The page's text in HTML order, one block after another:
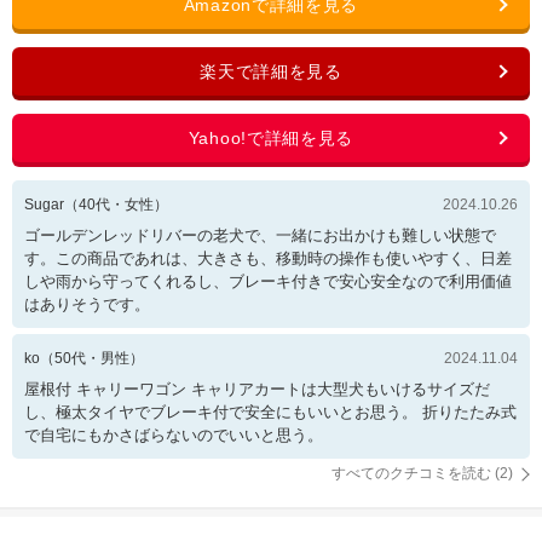
Sugar （40代・ 女性 ） 2024.10.26
ゴールデンレッドリバーの老犬で、一緒にお出かけも難しい状態で
す。この商品であれは、大きさも、移動時の操作も使いやすく、日差
しや雨から守ってくれるし、ブレーキ付きで安心安全なので利用価値
はありそうです。
ko （50代・ 男性 ） 2024.11.04
屋根付 キャリーワゴン キャリアカートは大型犬もいけるサイズだ
し、極太タイヤでブレーキ付で安全にもいいとお思う。 折りたたみ式
で自宅にもかさばらないのでいいと思う。
すべてのクチコミを読む (2)